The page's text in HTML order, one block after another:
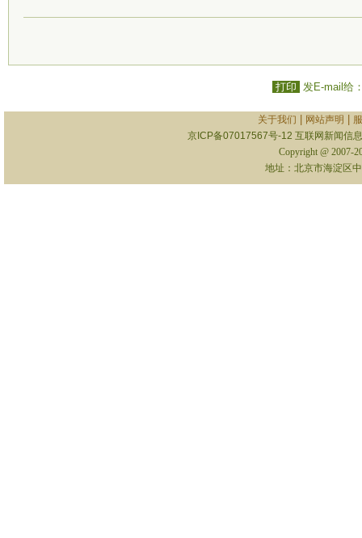
打印 发E-mail给
关于我们 网站声明
京ICP备07017567号-12 互联网新闻信
Copyright @ 2007-
地址：北京市海淀区